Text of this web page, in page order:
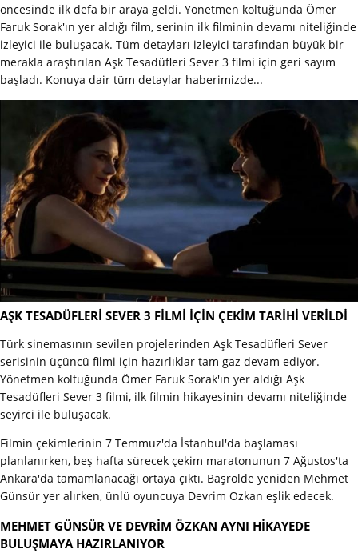
öncesinde ilk defa bir araya geldi. Yönetmen koltuğunda Ömer
Faruk Sorak'ın yer aldığı film, serinin ilk filminin devamı niteliğinde
izleyici ile buluşacak. Tüm detayları izleyici tarafından büyük bir
merakla araştırılan Aşk Tesadüfleri Sever 3 filmi için geri sayım
başladı. Konuya dair tüm detaylar haberimizde...
AŞK TESADÜFLERİ SEVER 3 FİLMİ İÇİN ÇEKİM TARİHİ VERİLDİ
Türk sinemasının sevilen projelerinden Aşk Tesadüfleri Sever
serisinin üçüncü filmi için hazırlıklar tam gaz devam ediyor.
Yönetmen koltuğunda Ömer Faruk Sorak'ın yer aldığı Aşk
Tesadüfleri Sever 3 filmi, ilk filmin hikayesinin devamı niteliğinde
seyirci ile buluşacak.
Filmin çekimlerinin 7 Temmuz'da İstanbul'da başlaması
planlanırken, beş hafta sürecek çekim maratonunun 7 Ağustos'ta
Ankara'da tamamlanacağı ortaya çıktı. Başrolde yeniden Mehmet
Günsür yer alırken, ünlü oyuncuya Devrim Özkan eşlik edecek.
MEHMET GÜNSÜR VE DEVRİM ÖZKAN AYNI HİKAYEDE
BULUŞMAYA HAZIRLANIYOR